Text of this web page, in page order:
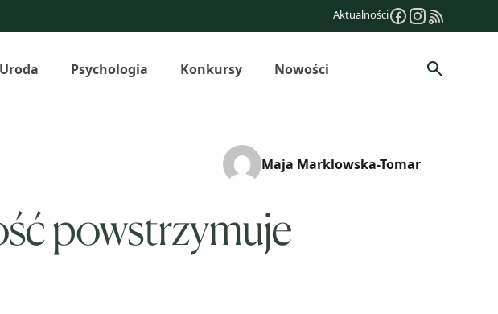
Aktualności
Uroda Psychologia Konkursy Nowości Szukaj
Maja Marklowska-Tomar
powstrzymuje